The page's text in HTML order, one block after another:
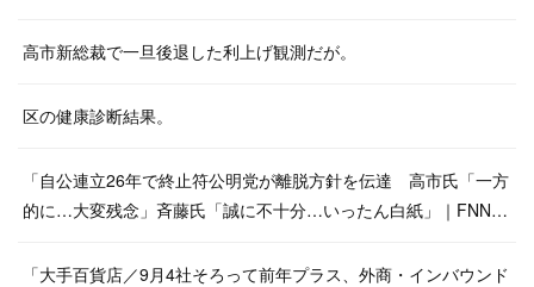
高市新総裁で一旦後退した利上げ観測だが。
区の健康診断結果。
「自公連立26年で終止符公明党が離脱方針を伝達 高市氏「一方
的に…大変残念」斉藤氏「誠に不十分…いったん白紙」｜FNN…
「大手百貨店／9月4社そろって前年プラス、外商・インバウンド